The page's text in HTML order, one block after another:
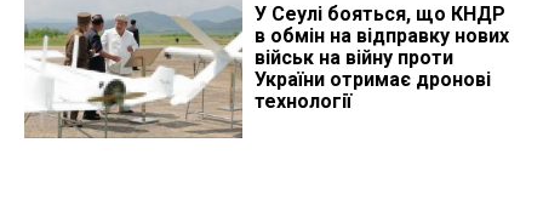
У Сеулі бояться, що КНДР
в обмін на відправку нових
військ на війну проти
України отримає дронові
технології